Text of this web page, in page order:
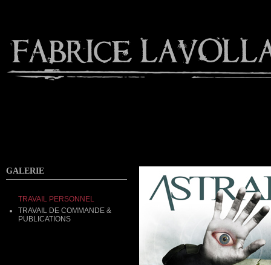
Contact
GALERIE
TRAVAIL PERSONNEL
TRAVAIL DE COMMANDE &
PUBLICATIONS